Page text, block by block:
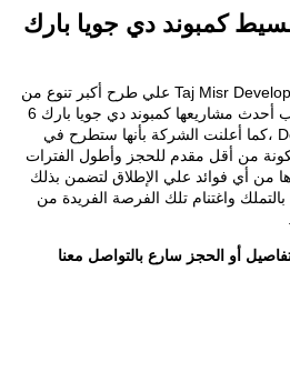
كمبوند دي جويا بارك
حرصت شركة تاج مصر Taj Misr Developments علي طرح أكبر تنوع من
أنظمة التقسيط المريحة في قلب أحدث مشاريعها كمبوند دي جويا بارك 6
اكتوبر De Joya Park 6 October ،كما أعلنت الشركة بأنها ستطرح في
من أقل مقدم للحجز وأطول الفترات
من أي فوائد علي الإطلاق لتضمن بذلك
واغتنام تلك الفرصة الفريدة من
أو الحجز سارع بالتواصل معنا